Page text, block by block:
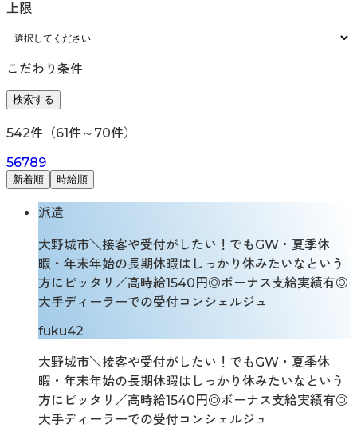
上限
こだわり条件
検索する
542件（61件～ 70件）
56789
新着順 時給順
派遣
大野城市＼接客や受付がしたい！でもGW・夏季休
暇・年末年始の長期休暇はしっかり休みたいなという
方にピッタリ／高時給1540円◎ボーナス支給実績有◎
大手ディーラーでの受付コンシェルジュ
fuku42
大野城市＼接客や受付がしたい！でもGW・夏季休
暇・年末年始の長期休暇はしっかり休みたいなという
方にピッタリ／高時給1540円◎ボーナス支給実績有◎
大手ディーラーでの受付コンシェルジュ